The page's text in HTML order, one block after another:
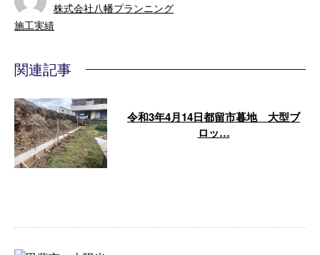
株式会社八幡プランニング
施工実績
関連記事
令和3年4月14日都留市暮地 大型ブ
ロッ…